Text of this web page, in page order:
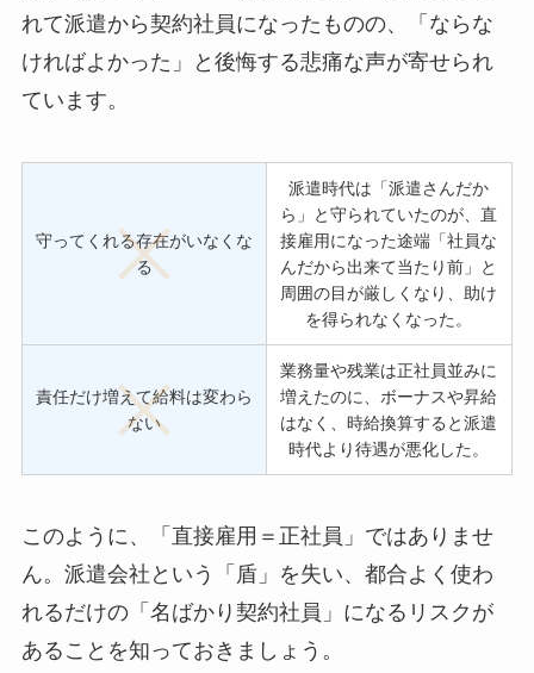
れて派遣から契約社員になったものの、「ならな
ければよかった」と後悔する悲痛な声が寄せられ
ています。
守ってくれる存在がいなくな
る
派遣時代は「派遣さんだか
ら」と守られていたのが、直
接雇用になった途端「社員な
んだから出来て当たり前」と
周囲の目が厳しくなり、助け
を得られなくなった。
責任だけ増えて給料は変わら
ない
業務量や残業は正社員並みに
増えたのに、ボーナスや昇給
はなく、時給換算すると派遣
時代より待遇が悪化した。
このように、「直接雇用＝正社員」ではありませ
ん。派遣会社という「盾」を失い、都合よく使わ
れるだけの「名ばかり契約社員」になるリスクが
あることを知っておきましょう。